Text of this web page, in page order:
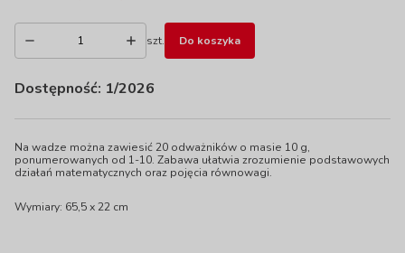
szt. Do koszyka
Dostępność: 1/2026
Na wadze można zawiesić 20 odważników o masie 10 g,
ponumerowanych od 1-10. Zabawa ułatwia zrozumienie podstawowych
działań matematycznych oraz pojęcia równowagi.
Wymiary: 65,5 x 22 cm